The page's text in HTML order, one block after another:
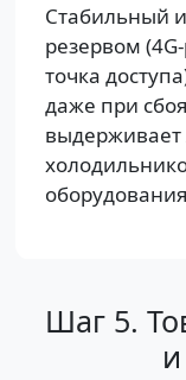
Стабильный
резервом
точка
даже при
выдерживает
Шаг 5.